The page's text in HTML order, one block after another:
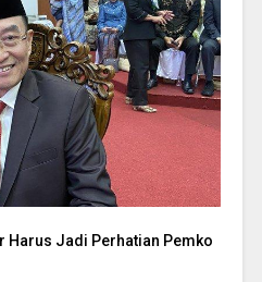
Harus Jadi Perhatian Pemko